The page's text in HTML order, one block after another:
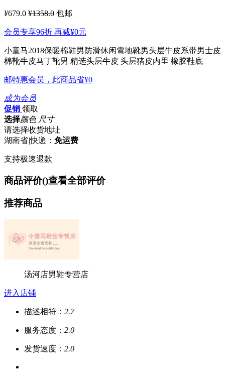
¥679.0 ¥1358.0 包邮
会员专享96折 再减¥0元
小童马2018保暖棉鞋男防滑休闲雪地靴男头层牛皮系带男士皮
棉靴牛皮马丁靴男 精选头层牛皮 头层猪皮内里 橡胶鞋底
邮特惠会员，此商品省¥0
成为会员
促销 领取
选择颜色 尺寸
请选择收货地址
湖南省|快递： 免运费
支持极速退款
商品评价()查看全部评价
推荐商品
汤河店男鞋专营店
进入店铺
描述相符： 2.7
服务态度： 2.0
发货速度： 2.0